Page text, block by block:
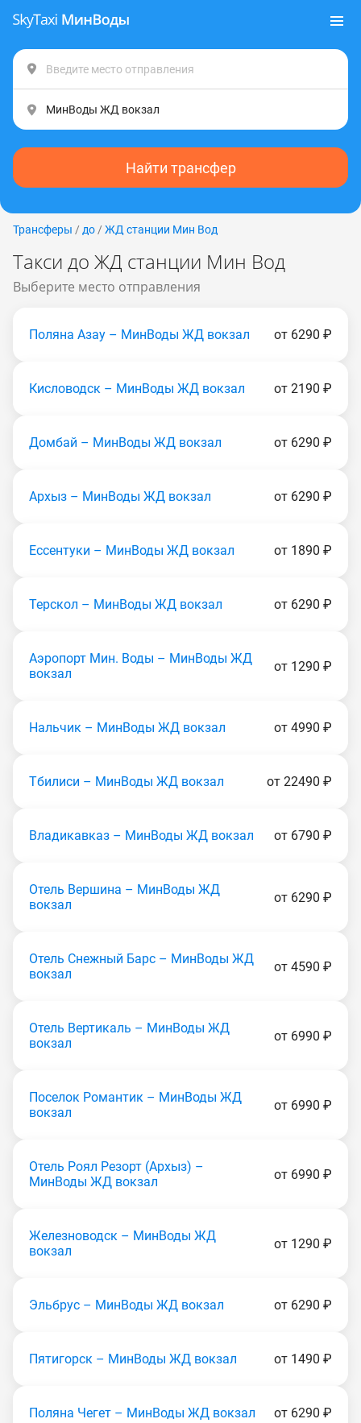
Найти трансфер
Трансферы / до / ЖД станции Мин Вод
Такси до ЖД станции Мин Вод
Выберите место отправления
Поляна Азау – МинВоды ЖД вокзал от 6290 ₽
Кисловодск – МинВоды ЖД вокзал от 2190 ₽
Домбай – МинВоды ЖД вокзал от 6290 ₽
Архыз – МинВоды ЖД вокзал от 6290 ₽
Ессентуки – МинВоды ЖД вокзал от 1890 ₽
Терскол – МинВоды ЖД вокзал от 6290 ₽
Аэропорт Мин. Воды – МинВоды ЖД
вокзал
от 1290 ₽
Нальчик – МинВоды ЖД вокзал от 4990 ₽
Тбилиси – МинВоды ЖД вокзал от 22490 ₽
Владикавказ – МинВоды ЖД вокзал от 6790 ₽
Отель Вершина – МинВоды ЖД
вокзал
от 6290 ₽
Отель Снежный Барс – МинВоды ЖД
вокзал
от 4590 ₽
Отель Вертикаль – МинВоды ЖД
вокзал
от 6990 ₽
Поселок Романтик – МинВоды ЖД
вокзал
от 6990 ₽
Отель Роял Резорт (Apxыз) –
МинВоды ЖД вокзал
от 6990 ₽
Железноводск – МинВоды ЖД
вокзал
от 1290 ₽
Эльбрус – МинВоды ЖД вокзал от 6290 ₽
Пятигорск – МинВоды ЖД вокзал от 1490 ₽
Поляна Чегет – МинВоды ЖД вокзал от 6290 ₽